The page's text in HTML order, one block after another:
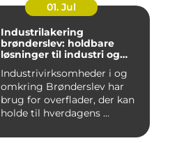
01. Jul
Industrilakering
brønderslev: holdbare
løsninger til industri og
Industrivirksomheder i og
omkring Brønderslev har
brug for overflader, der kan
holde til hverdagens ...